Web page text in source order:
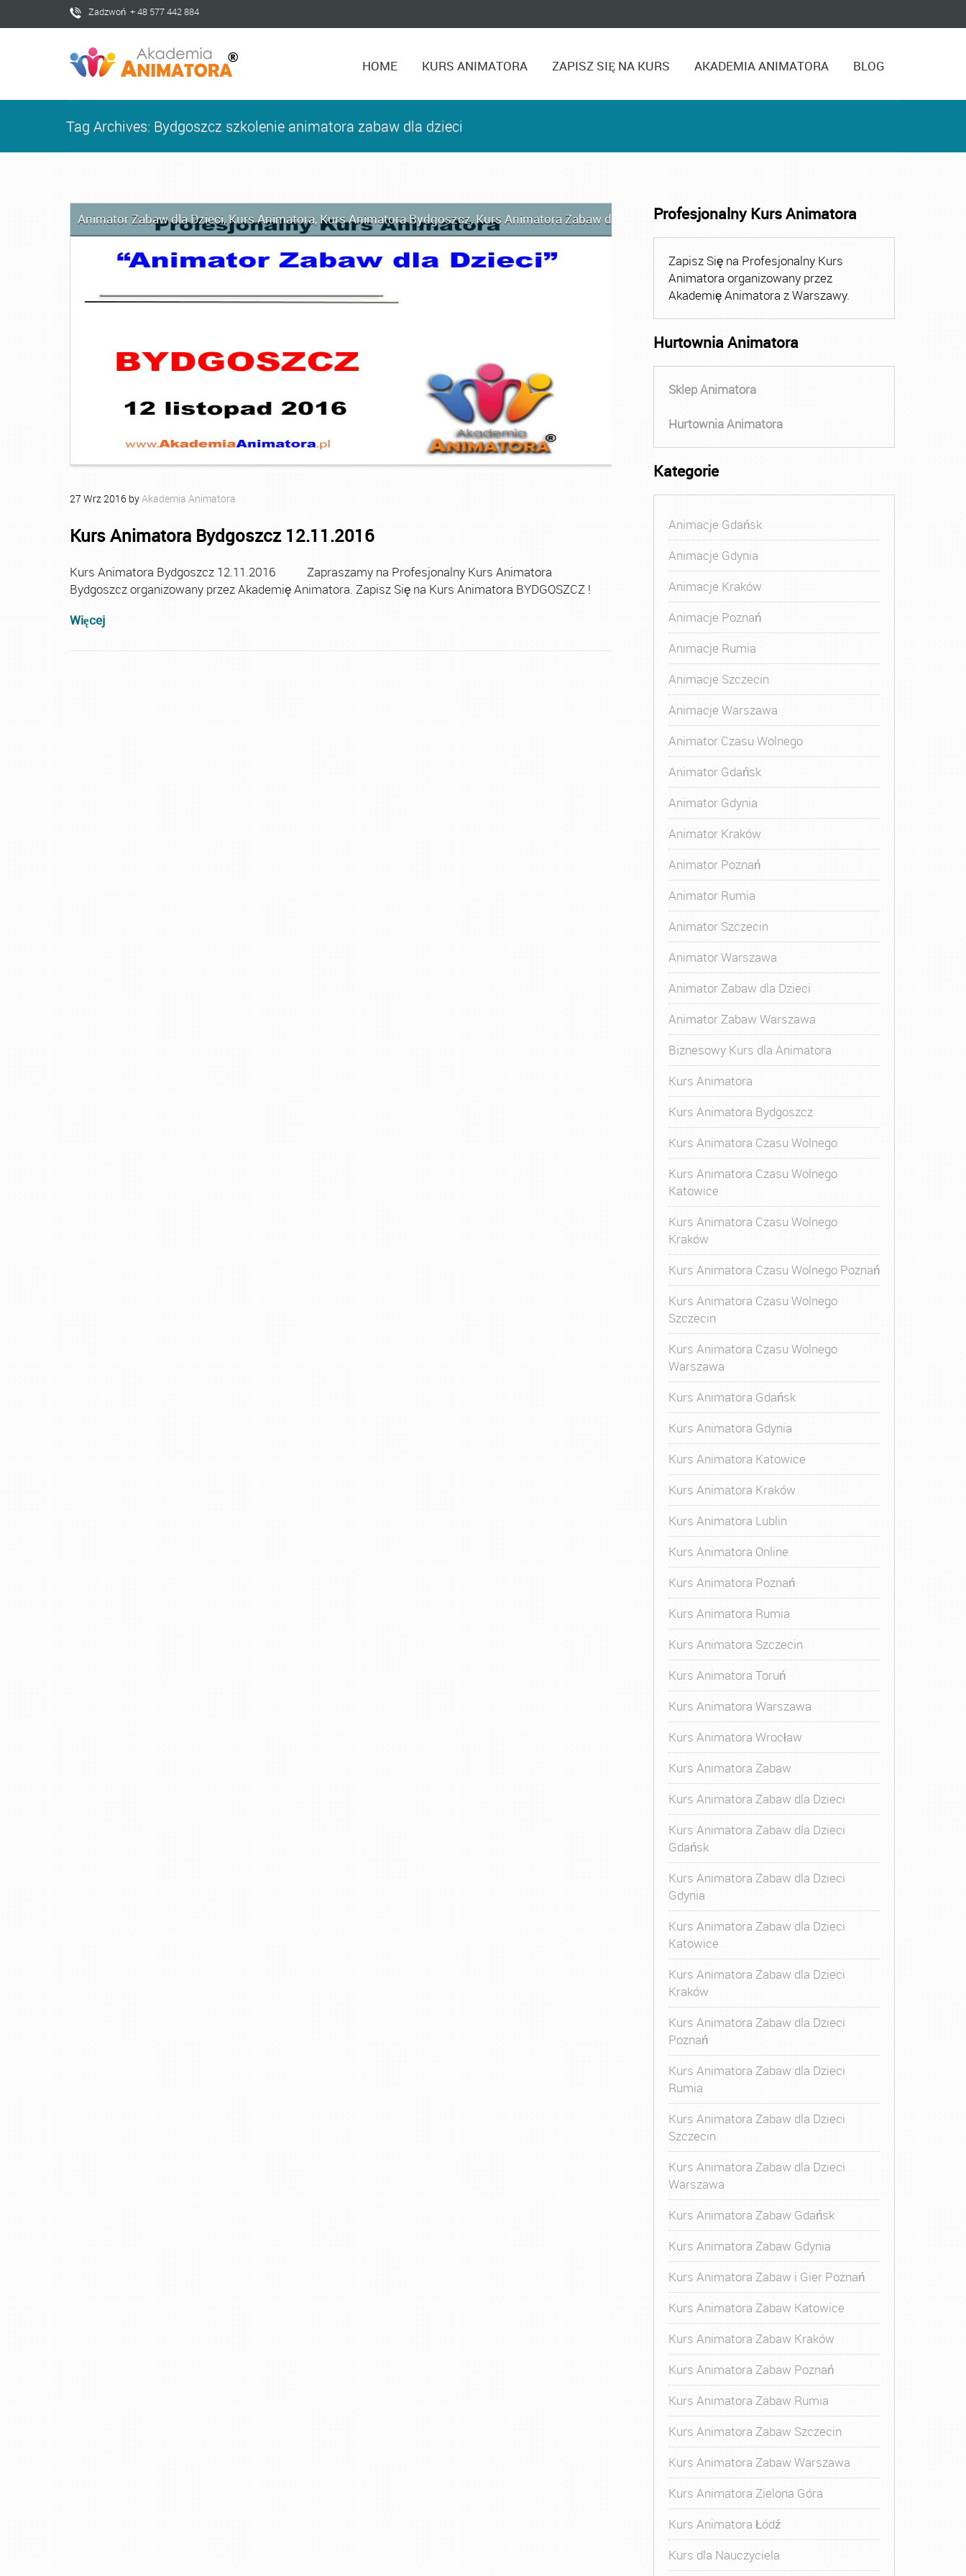
Zadzwoń + 48 577 442 884
HOME KURS ANIMATORA ZAPISZ SIĘ NA KURS AKADEMIA ANIMATORA BLOG
Tag Archives: Bydgoszcz szkolenie animatora zabaw dla dzieci
Animator Zabaw dla Dzieci,Kurs Animatora, Kurs Animatora Bydgoszcz,Kurs Animatora Zabaw dla Dzieci,Szkolenie Animatora
27 Wrz2016 byAkademia Animatora
Kurs Animatora Bydgoszcz 12.11.2016
Kurs Animatora Bydgoszcz 12.11.2016 Zapraszamy na Profesjonalny Kurs Animatora
Bydgoszcz organizowany przez Akademię Animatora. Zapisz Się na Kurs Animatora BYDGOSZCZ !
Więcej
Profesjonalny Kurs Animatora
Zapisz Się na Profesjonalny Kurs
Animatora organizowany przez
Akademię Animatora z Warszawy.
Hurtownia Animatora
Sklep Animatora
Hurtownia Animatora
Kategorie
Animacje Gdańsk
Animacje Gdynia
Animacje Kraków
Animacje Poznań
Animacje Rumia
Animacje Szczecin
Animacje Warszawa
Animator Czasu Wolnego
Animator Gdańsk
Animator Gdynia
Animator Kraków
Animator Poznań
Animator Rumia
Animator Szczecin
Animator Warszawa
Animator Zabaw dla Dzieci
Animator Zabaw Warszawa
Biznesowy Kurs dla Animatora
Kurs Animatora
Kurs Animatora Bydgoszcz
Kurs Animatora Czasu Wolnego
Kurs Animatora Czasu Wolnego
Katowice
Kurs Animatora Czasu Wolnego
Kraków
Kurs Animatora Czasu Wolnego Poznań
Kurs Animatora Czasu Wolnego
Szczecin
Kurs Animatora Czasu Wolnego
Warszawa
Kurs Animatora Gdańsk
Kurs Animatora Gdynia
Kurs Animatora Katowice
Kurs Animatora Kraków
Kurs Animatora Lublin
Kurs Animatora Online
Kurs Animatora Poznań
Kurs Animatora Rumia
Kurs Animatora Szczecin
Kurs Animatora Toruń
Kurs Animatora Warszawa
Kurs Animatora Wrocław
Kurs Animatora Zabaw
Kurs Animatora Zabaw dla Dzieci
Kurs Animatora Zabaw dla Dzieci
Gdańsk
Kurs Animatora Zabaw dla Dzieci
Gdynia
Kurs Animatora Zabaw dla Dzieci
Katowice
Kurs Animatora Zabaw dla Dzieci
Kraków
Kurs Animatora Zabaw dla Dzieci
Poznań
Kurs Animatora Zabaw dla Dzieci
Rumia
Kurs Animatora Zabaw dla Dzieci
Szczecin
Kurs Animatora Zabaw dla Dzieci
Warszawa
Kurs Animatora Zabaw Gdańsk
Kurs Animatora Zabaw Gdynia
Kurs Animatora Zabaw i Gier Poznań
Kurs Animatora Zabaw Katowice
Kurs Animatora Zabaw Kraków
Kurs Animatora Zabaw Poznań
Kurs Animatora Zabaw Rumia
Kurs Animatora Zabaw Szczecin
Kurs Animatora Zabaw Warszawa
Kurs Animatora Zielona Góra
Kurs Animatora Łódź
Kurs dla Nauczyciela